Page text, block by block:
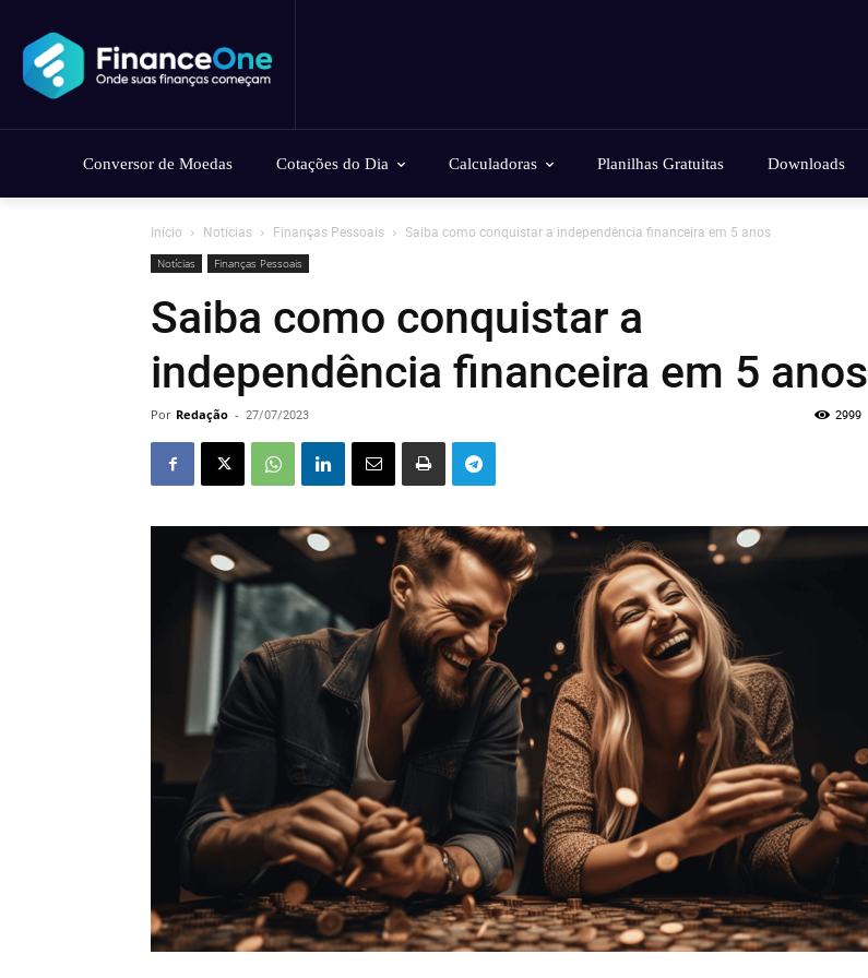
Conversor de Moedas Cotações do Dia Calculadoras Planilhas Gratuitas Downloads
Início Notícias Finanças Pessoais Saiba como conquistar a independência financeira em 5 anos
Notícias Finanças Pessoais
Saiba como conquistar a
independência financeira em 5 anos
Por Redação - 27/07/2023 2999